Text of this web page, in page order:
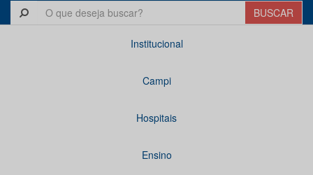
Institucional
Campi
Hospitais
Ensino